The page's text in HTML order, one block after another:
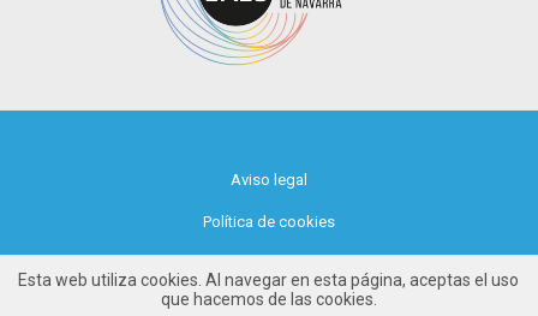
Aviso legal
Política de cookies
Esta web utiliza cookies. Al navegar en esta página, aceptas el uso
que hacemos de las cookies.